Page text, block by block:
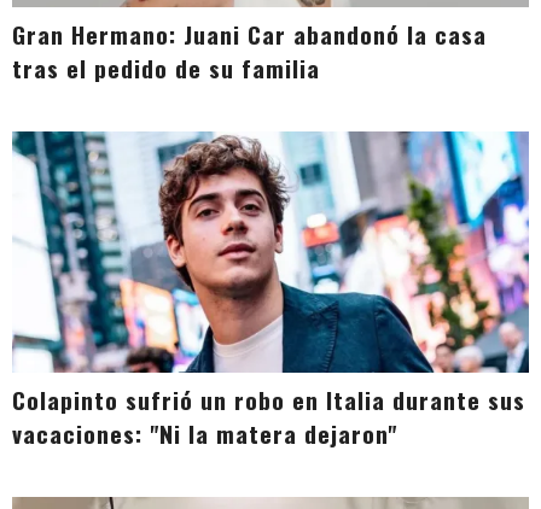
Gran Hermano: Juani Car abandonó la casa
tras el pedido de su familia
Colapinto sufrió un robo en Italia durante sus
vacaciones: "Ni la matera dejaron"